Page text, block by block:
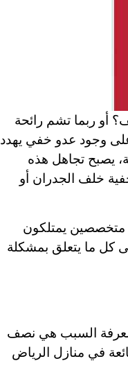
أو ربما تشم رائحة
وجود عدو خفي يهدد
يصبح تجاهل هذه
خلف الجدران أو
متخصصين يمتلكون
كل ما يتعلق بمشكلة
السبب هي نصف
في منازل الرياض